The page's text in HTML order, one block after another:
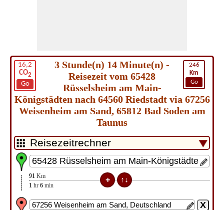
16,2
CO2
Go
246
Km
Go
3 Stunde(n) 14 Minute(n) -
Reisezeit vom 65428
Rüsselsheim am Main-
Königstädten nach 64560 Riedstadt via 67256
Weisenheim am Sand, 65812 Bad Soden am
Taunus
91 Km
1 hr 6 min